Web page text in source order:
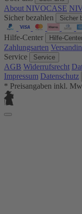
About NIVOCASE
Sicher bezahlen
Sicher
Hilfe-Center Hilfe-
Zahlungsarten
Service
Service
AGB Widerrufsrecht
Impressum Datenschutz
* Preisangaben inkl.